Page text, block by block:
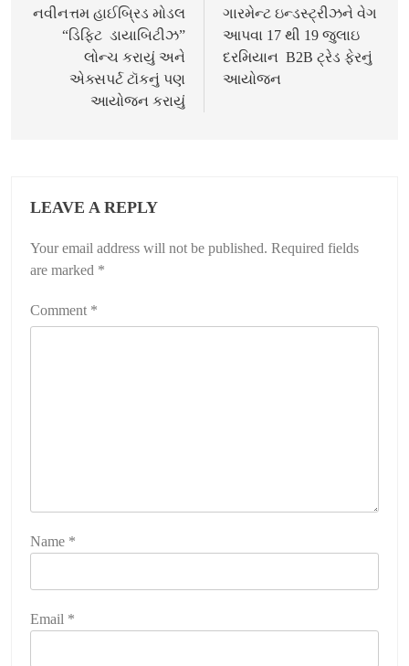
નવીનત્તમ હાઈબ્રિડ મોડલ
“ડિફિટ ડાયાબિટીઝ”
લોન્ચ કરાયું અને
એક્સપર્ટ ટૉકનું પણ
આયોજન કરાયું
ગારમેન્ટ ઇન્ડસ્ટ્રીઝને વેગ
આપવા 17 થી 19 જુલાઇ
દરમિયાન B2B ટ્રેડ ફેરનું
આયોજન
LEAVE A REPLY
Your email address will not be published. Required fields
are marked *
Comment *
Name *
Email *